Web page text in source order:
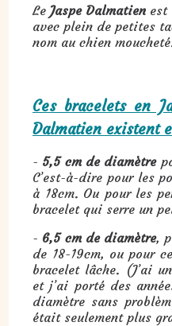
Le Jaspe Dalmatien est
avec plein de petites
nom au chien
Ces bracelets en
Dalmatien existent
- 5,5 cm de diamètre
C’est-à-dire pour les
à 18cm. Ou pour les
bracelet qui serre un
- 6,5 cm de diamètre,
de 18-19cm, ou pour
bracelet lâche. (J’ai
et j’ai porté des
diamètre sans
était seulement plus